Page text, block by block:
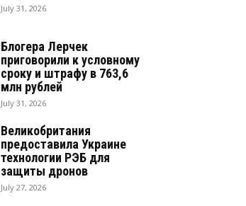
July 31, 2026
Блогера Лерчек
приговорили к условному
сроку и штрафу в 763,6
млн рублей
July 31, 2026
Великобритания
предоставила Украине
технологии РЭБ для
защиты дронов
July 27, 2026